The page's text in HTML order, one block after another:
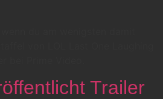
Trailer